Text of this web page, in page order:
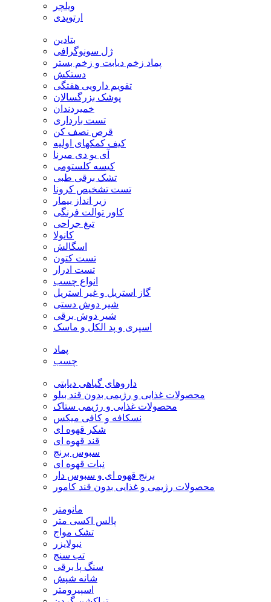
ویلچر
ارتوپدی
بتادین
ژل سونوگرافی
پماد زخم دیابت و زخم بستر
دستکش
تقویم دارویی هفتگی
پوشک بزرگسالان
خمیردندان
تست بارداری
قرص نصف کن
کیف کمکهای اولیه
آی یو دی میرنا
کیسه کلستومی
تشک برقی طبی
تست تشخیص کرونا
زیر انداز بیمار
کاور توالت فرنگی
تیغ جراحی
کانولا
اسگالش
تست کتون
تست ادرار
انواع چسب
گاز استریل و غیر استریل
شیر دوش دستی
شیر دوش برقی
اسپری و پد الکل و ماسک
پماد
چسب
داروهای گیاهی دیابتی
محصولات غذایی و رژیمی بدون قند بیلو
محصولات غذایی و رژیمی ستاک
نسکافه و کافی میکس
شکر قهوه ای
قند قهوه ای
سبوس برنج
نبات قهوه ای
برنج قهوه ای و سبوس دار
محصولات رژیمی و غذایی بدون قند کامور
مانومتر
پالس اکسی متر
تشک مواج
نبولایزر
تب سنج
سنگ پا برقی
شانه شپش
اسپیرومتر